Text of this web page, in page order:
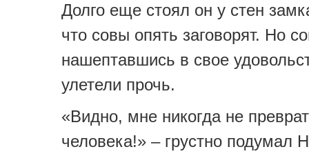
Долго еще стоял он у стен
что совы опять заговорят. Но
нашептавшись в свое
улетели прочь.
«Видно, мне никогда не
человека!» – грустно подумал